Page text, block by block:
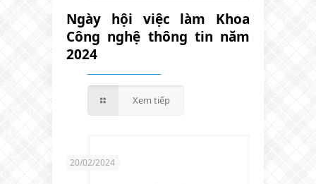
Ngày hội việc làm Khoa
Công nghệ thông tin năm
2024
Xem tiếp
20/02/2024